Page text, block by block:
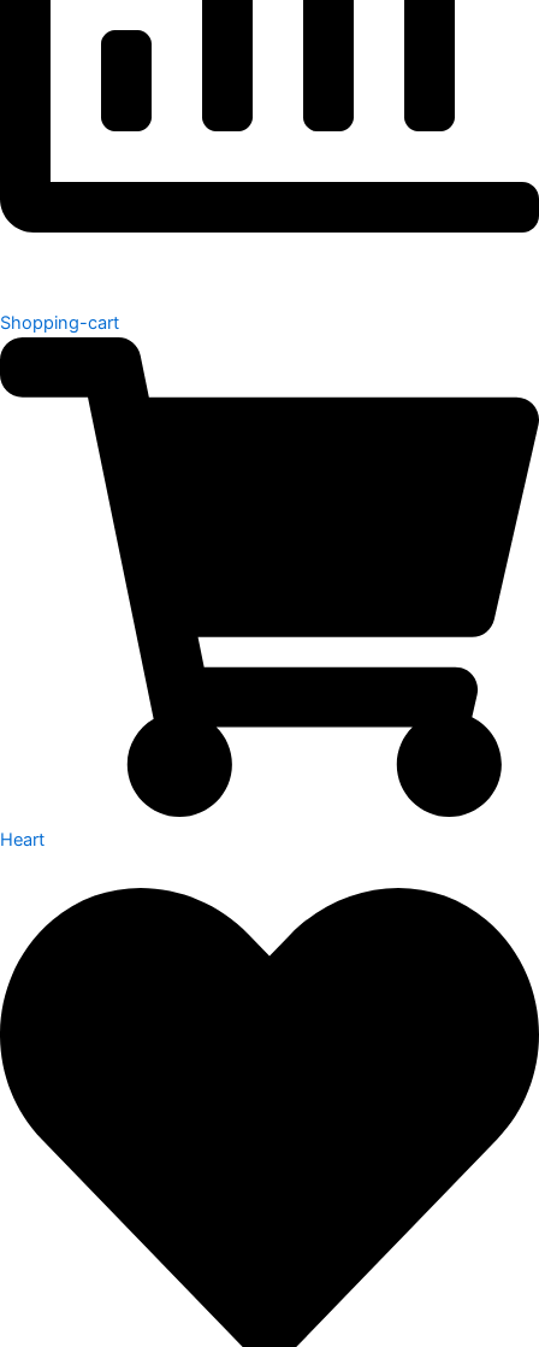
Shopping-cart
Heart